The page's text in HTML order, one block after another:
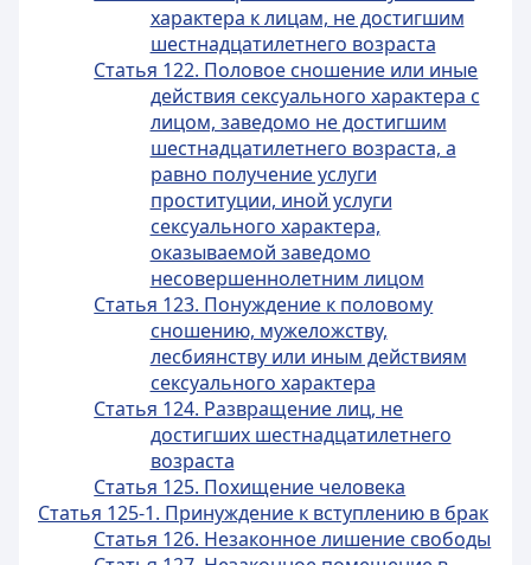
характера к лицам, не достигшим
шестнадцатилетнего возраста
Статья 122. Половое сношение или иные
действия сексуального характера с
лицом, заведомо не достигшим
шестнадцатилетнего возраста, а
равно получение услуги
проституции, иной услуги
сексуального характера,
оказываемой заведомо
несовершеннолетним лицом
Статья 123. Понуждение к половому
сношению, мужеложству,
лесбиянству или иным действиям
сексуального характера
Статья 124. Развращение лиц, не
достигших шестнадцатилетнего
возраста
Статья 125. Похищение человека
Статья 125-1. Принуждение к вступлению в брак
Статья 126. Незаконное лишение свободы